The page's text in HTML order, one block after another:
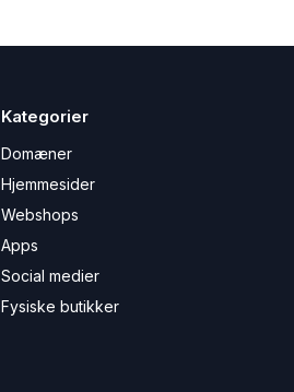
Kategorier
Domæner
Hjemmesider
Webshops
Apps
Social medier
Fysiske butikker